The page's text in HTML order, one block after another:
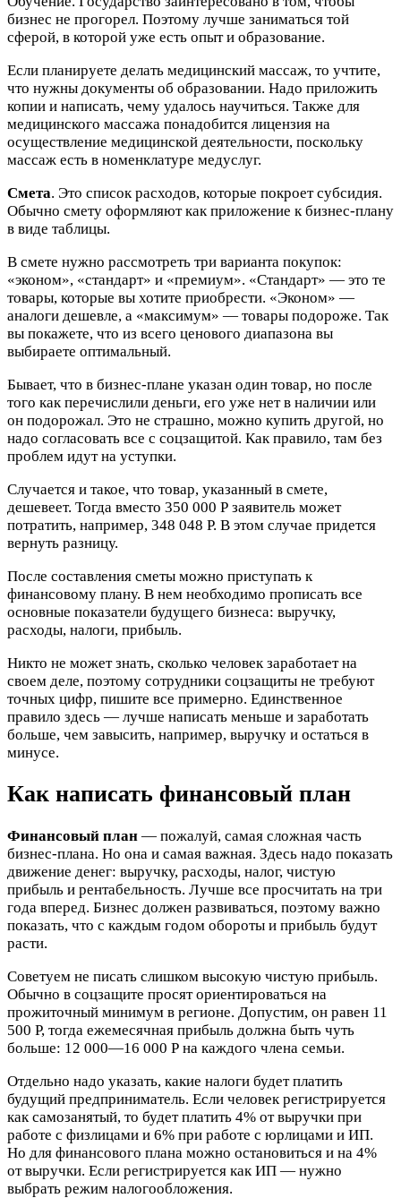
бизнес не прогорел. Поэтому лучше заниматься той
сферой, в которой уже есть опыт и образование.
Если планируете делать медицинский массаж, то учтите,
что нужны документы об образовании. Надо приложить
копии и написать, чему удалось научиться. Также для
медицинского массажа понадобится лицензия на
осуществление медицинской деятельности, поскольку
массаж есть в номенклатуре медуслуг.
Смета. Это список расходов, которые покроет субсидия.
Обычно смету оформляют как приложение к бизнес-плану
в виде таблицы.
В смете нужно рассмотреть три варианта покупок:
«эконом», «стандарт» и «премиум». «Стандарт» — это те
товары, которые вы хотите приобрести. «Эконом» —
аналоги дешевле, а «максимум» — товары подороже. Так
вы покажете, что из всего ценового диапазона вы
выбираете оптимальный.
Бывает, что в бизнес-плане указан один товар, но после
того как перечислили деньги, его уже нет в наличии или
он подорожал. Это не страшно, можно купить другой, но
надо согласовать все с соцзащитой. Как правило, там без
проблем идут на уступки.
Случается и такое, что товар, указанный в смете,
дешевеет. Тогда вместо 350 000 Р заявитель может
потратить, например, 348 048 Р. В этом случае придется
вернуть разницу.
После составления сметы можно приступать к
финансовому плану. В нем необходимо прописать все
основные показатели будущего бизнеса: выручку,
расходы, налоги, прибыль.
Никто не может знать, сколько человек заработает на
своем деле, поэтому сотрудники соцзащиты не требуют
точных цифр, пишите все примерно. Единственное
правило здесь — лучше написать меньше и заработать
больше, чем завысить, например, выручку и остаться в
минусе.
Как написать финансовый план
Финансовый план — пожалуй, самая сложная часть
бизнес-плана. Но она и самая важная. Здесь надо показать
движение денег: выручку, расходы, налог, чистую
прибыль и рентабельность. Лучше все просчитать на три
года вперед. Бизнес должен развиваться, поэтому важно
показать, что с каждым годом обороты и прибыль будут
расти.
Советуем не писать слишком высокую чистую прибыль.
Обычно в соцзащите просят ориентироваться на
прожиточный минимум в регионе. Допустим, он равен 11
500 Р, тогда ежемесячная прибыль должна быть чуть
больше: 12 000—16 000 Р на каждого члена семьи.
Отдельно надо указать, какие налоги будет платить
будущий предприниматель. Если человек регистрируется
как самозанятый, то будет платить 4% от выручки при
работе с физлицами и 6% при работе с юрлицами и ИП.
Но для финансового плана можно остановиться и на 4%
от выручки. Если регистрируется как ИП — нужно
выбрать режим налогообложения.